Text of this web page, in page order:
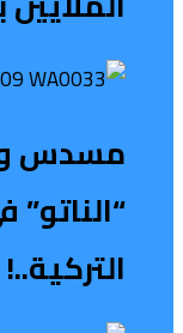
التركية..!